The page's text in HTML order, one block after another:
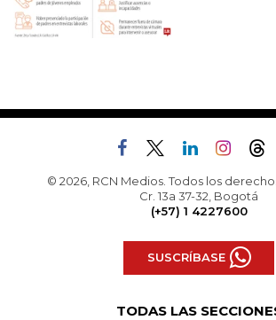
© 2026, RCN Medios. Todos los
Cr. 13a 37-32, Bogotá
(+57) 1 4227600
SUSCRÍBASE
TODAS LAS